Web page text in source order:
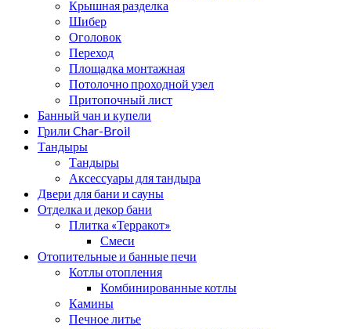
Крышная разделка
Шибер
Оголовок
Переход
Площадка монтажная
Потолочно проходной узел
Притопочный лист
Банный чан и купели
Грили Char-Broil
Тандыры
Тандыры
Аксессуары для тандыра
Двери для бани и сауны
Отделка и декор бани
Плитка «Терракот»
Смеси
Отопительные и банные печи
Котлы отопления
Комбинированные котлы
Камины
Печное литье